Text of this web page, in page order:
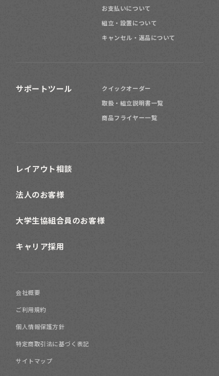
お支払いについて
組立・設置について
キャンセル・返品について
サポートツール
クイックオーダー
取扱・組立説明書一覧
商品フライヤー一覧
レイアウト相談
法人のお客様
大学生協組合員のお客様
キャリア採用
会社概要
ご利用規約
個人情報保護方針
特定商取引法に基づく表記
サイトマップ